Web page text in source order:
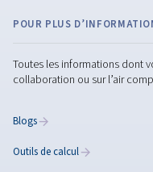
le gaspillage